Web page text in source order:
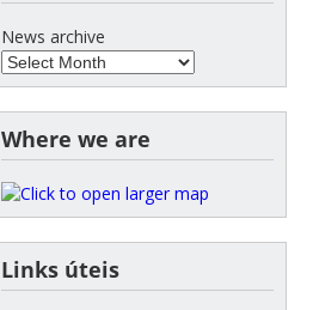
News archive
Where we are
Links úteis